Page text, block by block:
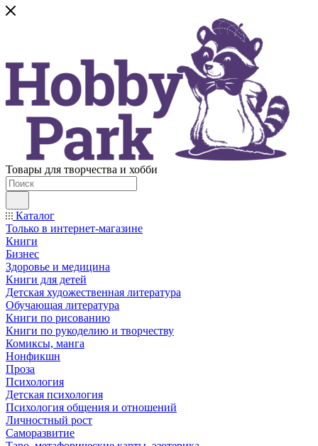
Товары для творчества и хобби
Каталог
Только в интернет-магазине
Книги
Бизнес
Здоровье и медицина
Книги для детей
Детская художественная литература
Обучающая литература
Книги по рисованию
Книги по рукоделию и творчеству
Комиксы, манга
Нонфикшн
Проза
Психология
Детская психология
Психология общения и отношений
Личностный рост
Саморазвитие